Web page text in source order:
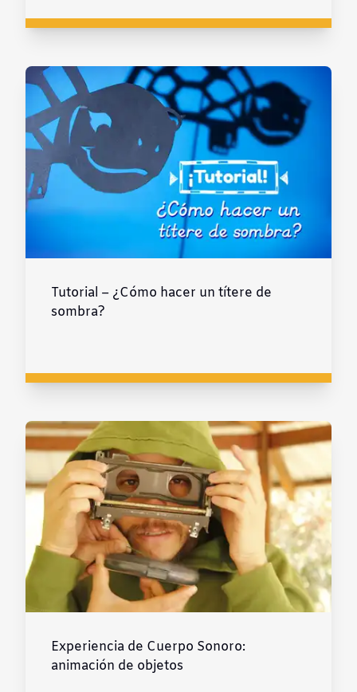
Tutorial – ¿Cómo hacer un títere de
sombra?
Experiencia de Cuerpo Sonoro:
animación de objetos